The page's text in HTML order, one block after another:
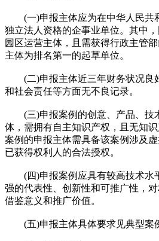
(一)申报主体应为在中华人民共
独立法人资格的企事业单位。其中
园区运营主体，且需获得行政主管
主体为排名第一的起草单位。
(二)申报主体近三年财务状况良
和社会责任等方面无不良记录。
(三)申报案例的创意、产品、技
体，需拥有自主知识产权，且无知
案例的申报主体需具备该案例涉及
已获得权利人的合法授权。
(四)申报案例应具有较高技术水
强的代表性、创新性和可推广性，
借鉴意义和推广价值。
(五)申报主体具体要求见典型案